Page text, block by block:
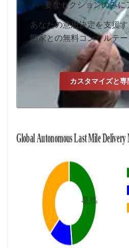
要なセクションのみに
あなたの意思決定を支援
門家との無料コンサルテ
カスタマイズと